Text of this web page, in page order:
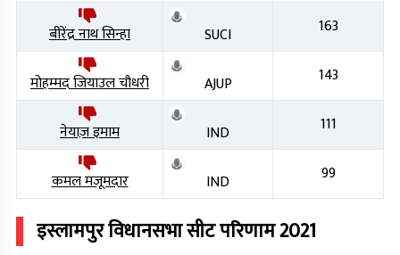
बीरेंद्र नाथ सिन्हा SUCI 163
मोहम्मद जियाउल चौधरी AJUP 143
नेयाज़ इमाम IND 111
कमल मजूमदार IND 99
इस्लामपुरविधानसभा सीट परिणाम2021